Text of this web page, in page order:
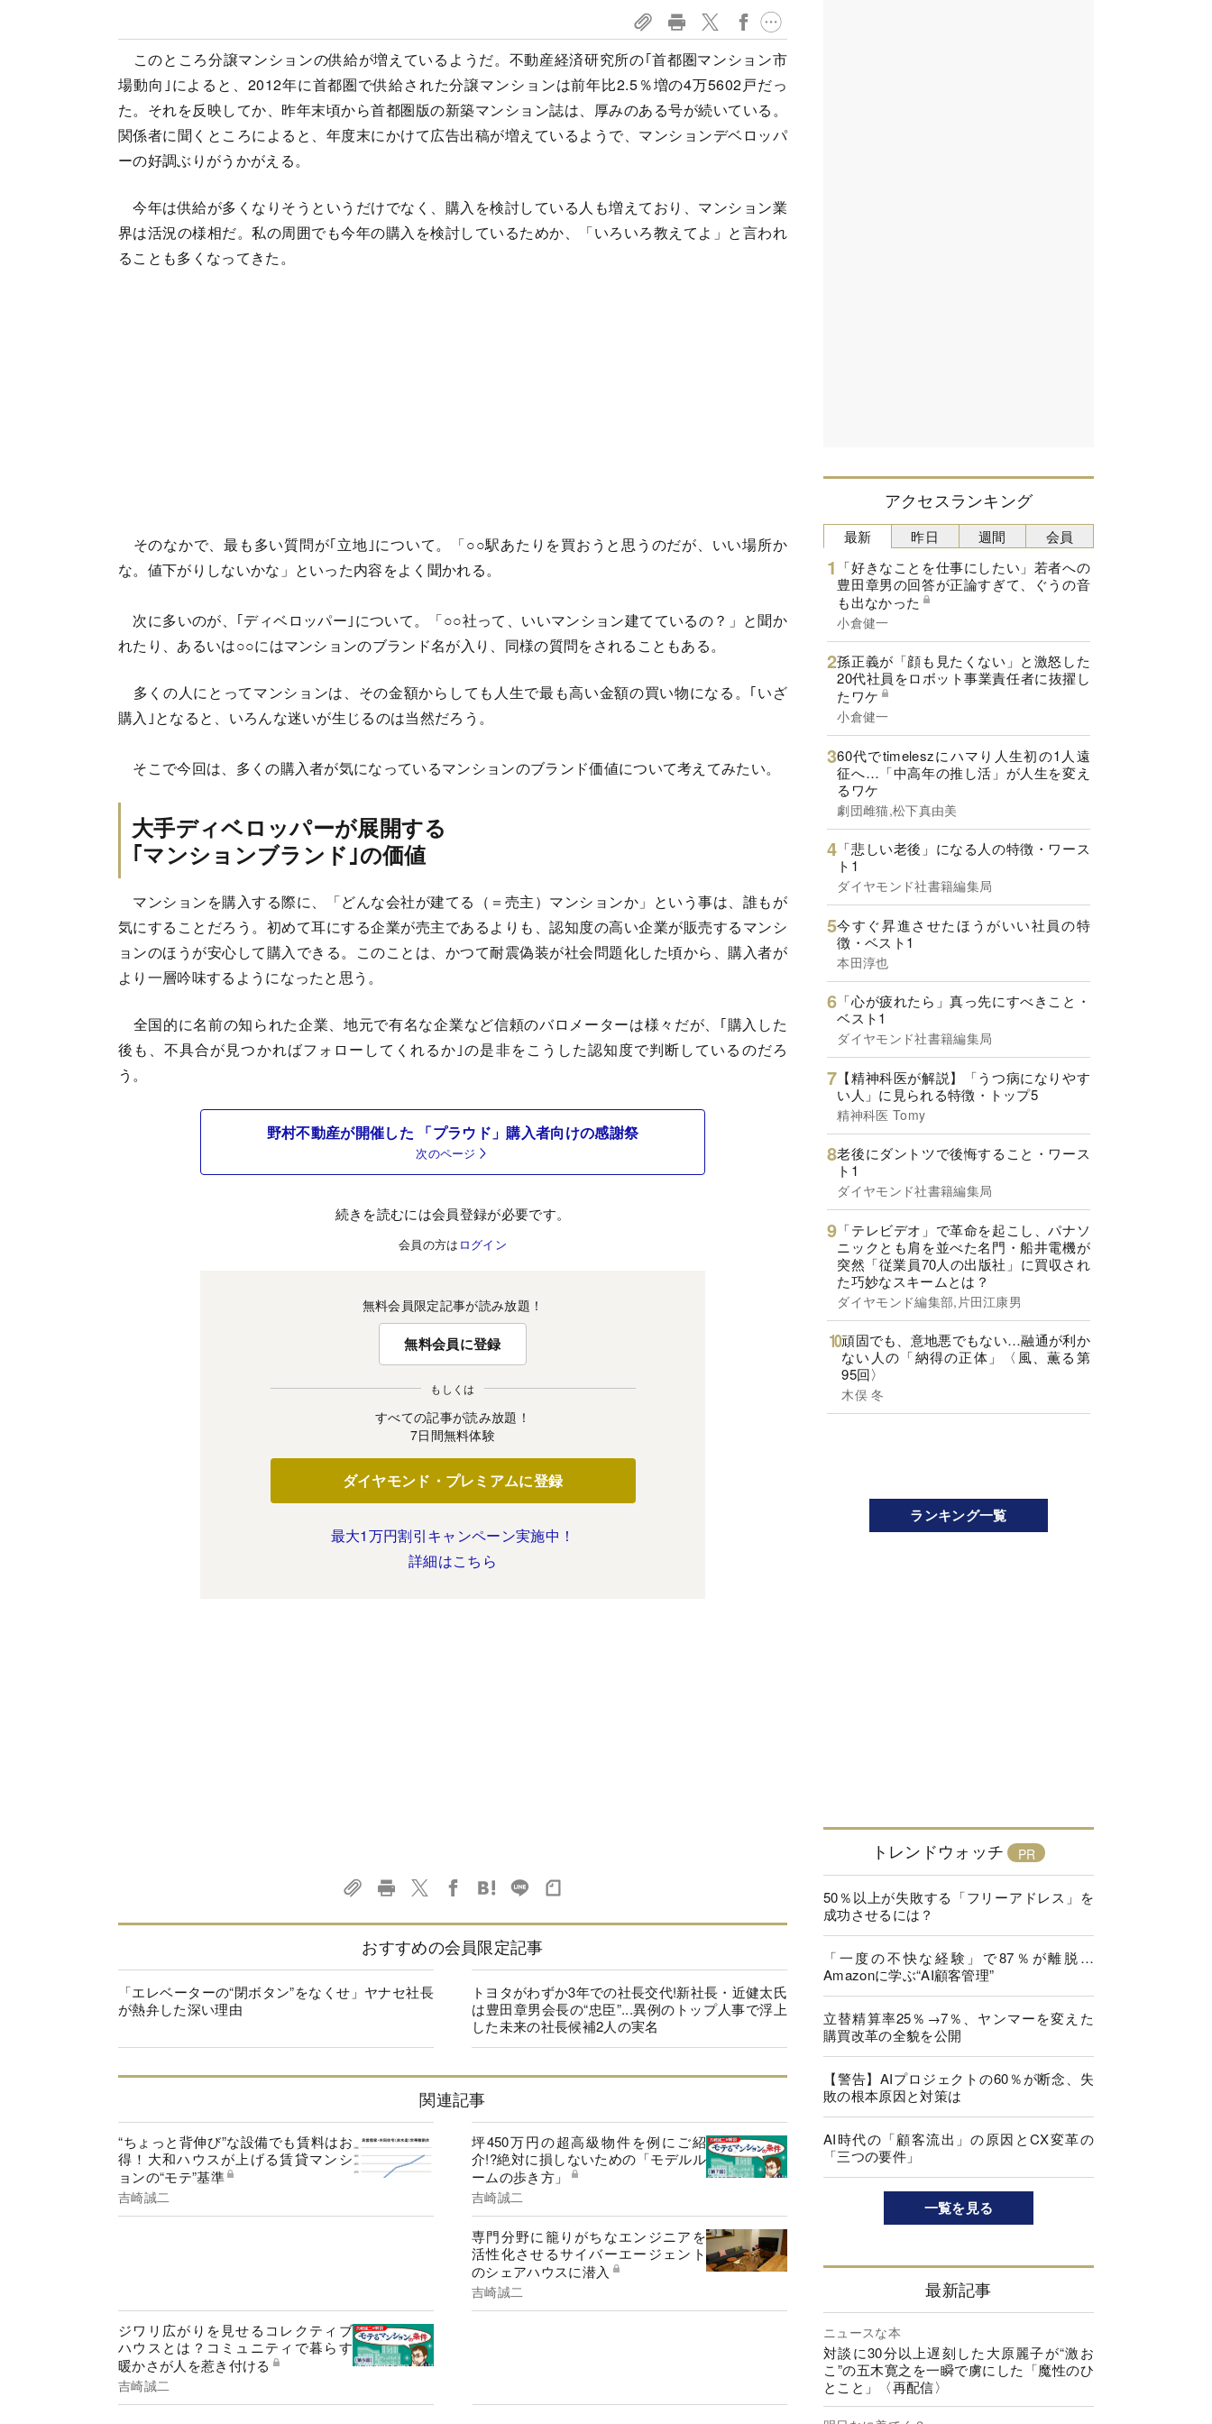
このところ分譲マンションの供給が増えているようだ。不動産経済研究所の｢首都圏マンション市
場動向｣によると、2012年に首都圏で供給された分譲マンションは前年比2.5％増の4万5602戸だっ
た。それを反映してか、昨年末頃から首都圏版の新築マンション誌は、厚みのある号が続いている。
関係者に聞くところによると、年度末にかけて広告出稿が増えているようで、マンションデベロッパ
ーの好調ぶりがうかがえる。
今年は供給が多くなりそうというだけでなく、購入を検討している人も増えており、マンション業
界は活況の様相だ。私の周囲でも今年の購入を検討しているためか、「いろいろ教えてよ」と言われ
ることも多くなってきた。
そのなかで、最も多い質問が｢立地｣について。「○○駅あたりを買おうと思うのだが、いい場所か
な。値下がりしないかな」といった内容をよく聞かれる。
次に多いのが、｢ディベロッパー｣について。「○○社って、いいマンション建てているの？」と聞か
れたり、あるいは○○にはマンションのブランド名が入り、同様の質問をされることもある。
多くの人にとってマンションは、その金額からしても人生で最も高い金額の買い物になる。｢いざ
購入｣となると、いろんな迷いが生じるのは当然だろう。
そこで今回は、多くの購入者が気になっているマンションのブランド価値について考えてみたい。
大手ディベロッパーが展開する
｢マンションブランド｣の価値
マンションを購入する際に、「どんな会社が建てる（＝売主）マンションか」という事は、誰もが
気にすることだろう。初めて耳にする企業が売主であるよりも、認知度の高い企業が販売するマンシ
ョンのほうが安心して購入できる。このことは、かつて耐震偽装が社会問題化した頃から、購入者が
より一層吟味するようになったと思う。
全国的に名前の知られた企業、地元で有名な企業など信頼のバロメーターは様々だが、｢購入した
後も、不具合が見つかればフォローしてくれるか｣の是非をこうした認知度で判断しているのだろ
う。
野村不動産が開催した 「プラウド」購入者向けの感謝祭
次のページ
続きを読むには会員登録が必要です。
会員の方は ログイン
無料会員限定記事が読み放題！
無料会員に登録
もしくは
すべての記事が読み放題！
7日間無料体験
ダイヤモンド・プレミアムに登録
最大1万円割引キャンペーン実施中！
詳細はこちら
おすすめの会員限定記事
「エレベーターの“閉ボタン”をなくせ」ヤナセ社長
が熱弁した深い理由
トヨタがわずか3年での社長交代!新社長・近健太氏
は豊田章男会長の“忠臣”...異例のトップ人事で浮上
した未来の社長候補2人の実名
関連記事
“ちょっと背伸び”な設備でも賃料はお
得！大和ハウスが上げる賃貸マンシ
ョンの“モテ”基準
吉崎誠二
坪450万円の超高級物件を例にご紹
介!?絶対に損しないための「モデルル
ームの歩き方」
吉崎誠二
専門分野に籠りがちなエンジニアを
活性化させるサイバーエージェント
のシェアハウスに潜入
吉崎誠二
ジワリ広がりを見せるコレクティブ
ハウスとは？コミュニティで暮らす
暖かさが人を惹き付ける
吉崎誠二
アクセスランキング
最新
「好きなことを仕事にしたい」若者への
豊田章男の回答が正論すぎて、ぐうの音
も出なかった
小倉健一
孫正義が「顔も見たくない」と激怒した
20代社員をロボット事業責任者に抜擢し
たワケ
小倉健一
60代でtimeleszにハマり人生初の1人遠
征へ…「中高年の推し活」が人生を変え
るワケ
劇団雌猫,松下真由美
「悲しい老後」になる人の特徴・ワース
ト1
ダイヤモンド社書籍編集局
今すぐ昇進させたほうがいい社員の特
徴・ベスト1
本田淳也
「心が疲れたら」真っ先にすべきこと・
ベスト1
ダイヤモンド社書籍編集局
【精神科医が解説】「うつ病になりやす
い人」に見られる特徴・トップ5
精神科医 Tomy
老後にダントツで後悔すること・ワース
ト1
ダイヤモンド社書籍編集局
「テレビデオ」で革命を起こし、パナソ
ニックとも肩を並べた名門・船井電機が
突然「従業員70人の出版社」に買収され
た巧妙なスキームとは？
ダイヤモンド編集部,片田江康男
頑固でも、意地悪でもない…融通が利か
ない人の「納得の正体」〈風、薫る第
95回〉
木俣 冬
昨日 週間 会員
ランキング一覧
トレンドウォッチ
50％以上が失敗する「フリーアドレス」を
成功させるには？
「一度の不快な経験」で87％が離脱…
Amazonに学ぶ“AI顧客管理”
立替精算率25％→7％、ヤンマーを変えた
購買改革の全貌を公開
【警告】AIプロジェクトの60％が断念、失
敗の根本原因と対策は
AI時代の「顧客流出」の原因とCX変革の
「三つの要件」
一覧を見る
最新記事
ニュースな本
対談に30分以上遅刻した大原麗子が“激お
こ”の五木寛之を一瞬で虜にした「魔性のひ
とこと」〈再配信〉